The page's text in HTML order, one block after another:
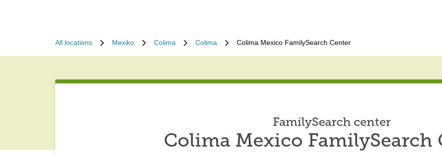
All locations Mexiko Colima Colima Colima Mexico FamilySearch Center
FamilySearch center
Colima Mexico FamilySearch